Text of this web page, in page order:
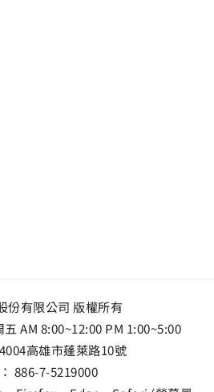
份有限公司 版權所有
五 AM 8:00~12:00 PM 1:00~5:00
高雄市蓬萊路10號
886-7-5219000